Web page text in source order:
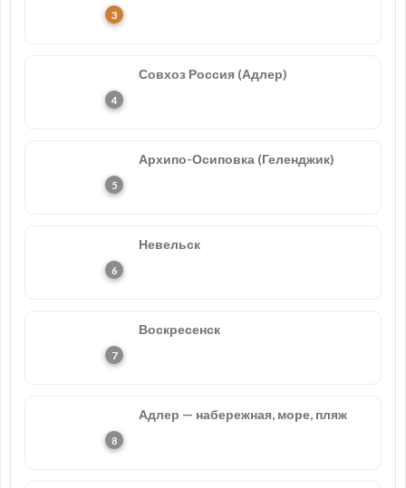
Совхоз Россия (Адлер)
Архипо-Осиповка (Геленджик)
Невельск
Воскресенск
Адлер — набережная, море, пляж